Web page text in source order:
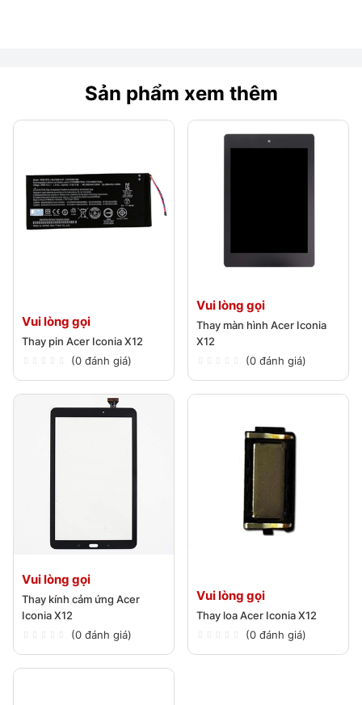
Sản phẩm xem thêm
Vui lòng gọi
Thay pin Acer Iconia X12
(0 đánh giá)
Vui lòng gọi
Thay màn hình Acer Iconia
X12
(0 đánh giá)
Vui lòng gọi
Thay kính cảm ứng Acer
Iconia X12
(0 đánh giá)
Vui lòng gọi
Thay loa Acer Iconia X12
(0 đánh giá)